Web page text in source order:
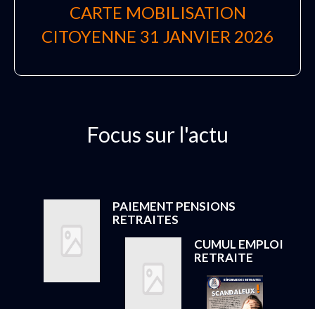
CARTE MOBILISATION
CITOYENNE 31 JANVIER 2026
Focus sur l'actu
PAIEMENT PENSIONS
RETRAITES
CUMUL EMPLOI
RETRAITE